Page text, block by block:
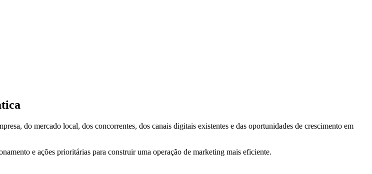
do mercado local, dos concorrentes, dos canais digitais existentes e das oportunidades de crescimento em
e ações prioritárias para construir uma operação de marketing mais eficiente.